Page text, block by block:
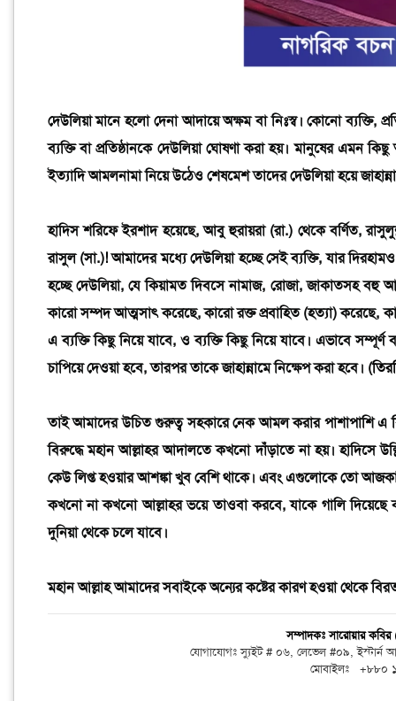
দেউলিয়া মানে হলো দেনা আদায়ে অক্ষম বা নিঃস্ব। কোনো ব্যক্তি,
ব্যক্তি বা প্রতিষ্ঠানকে দেউলিয়া ঘোষণা করা হয়। মানুষের এমন
ইত্যাদি আমলনামা নিয়ে উঠেও শেষমেশ তাদের দেউলিয়া হয়ে
হাদিস শরিফে ইরশাদ হয়েছে, আবু হুরায়রা (রা.) থেকে বর্ণিত,
রাসুল (সা.)! আমাদের মধ্যে দেউলিয়া হচ্ছে সেই ব্যক্তি, যার
হচ্ছে দেউলিয়া, যে কিয়ামত দিবসে নামাজ, রোজা, জাকাতসহ বহু
কারো সম্পদ আত্মসাৎ করেছে, কারো রক্ত প্রবাহিত (হত্যা)
এ ব্যক্তি কিছু নিয়ে যাবে, ও ব্যক্তি কিছু নিয়ে যাবে। এভাবে
চাপিয়ে দেওয়া হবে, তারপর তাকে জাহান্নামে নিক্ষেপ করা হবে। (
তাই আমাদের উচিত গুরুত্ব সহকারে নেক আমল করার পাশাপাশি এ
বিরুদ্ধে মহান আল্লাহর আদালতে কখনো দাঁড়াতে না হয়। হাদিসে
কেউ লিপ্ত হওয়ার আশঙ্কা খুব বেশি থাকে। এবং এগুলোকে তো
কখনো না কখনো আল্লাহর ভয়ে তাওবা করবে, যাকে গালি দিয়েছে
দুনিয়া থেকে চলে যাবে।
মহান আল্লাহ আমাদের সবাইকে অন্যের কষ্টের কারণ হওয়া থেকে
সম্পাদকঃ সারোয়ার
যোগাযোগঃ স্যুইট # ০৬, লেভেল #০৯, ইস্টার্ন
মোবাইলঃ +৮৮০